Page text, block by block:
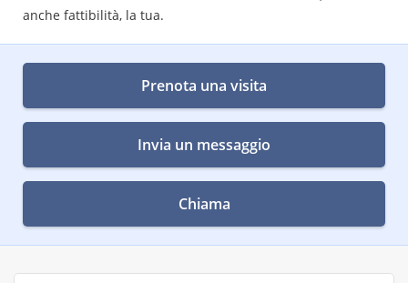
anche fattibilità, la tua.
Prenota una visita
Invia un messaggio
Chiama